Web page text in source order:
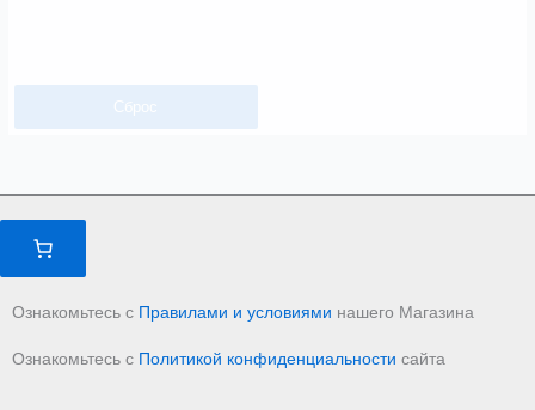
Сброс
Ознакомьтесь с Правилами и условиями нашего Магазина
Ознакомьтесь с Политикой конфиденциальности сайта